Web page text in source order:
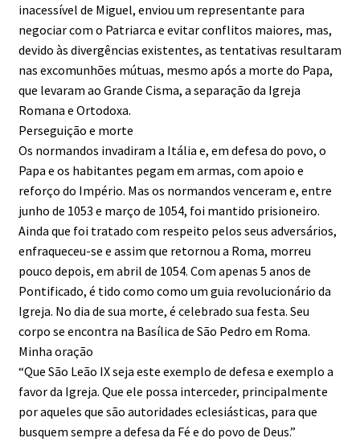
inacessível de Miguel, enviou um representante para
negociar com o Patriarca e evitar conflitos maiores, mas,
devido às divergências existentes, as tentativas resultaram
nas excomunhões mútuas, mesmo após a morte do Papa,
que levaram ao Grande Cisma, a separação da Igreja
Romana e Ortodoxa.
Perseguição e morte
Os normandos invadiram a Itália e, em defesa do povo, o
Papa e os habitantes pegam em armas, com apoio e
reforço do Império. Mas os normandos venceram e, entre
junho de 1053 e março de 1054, foi mantido prisioneiro.
Ainda que foi tratado com respeito pelos seus adversários,
enfraqueceu-se e assim que retornou a Roma, morreu
pouco depois, em abril de 1054. Com apenas 5 anos de
Pontificado, é tido como como um guia revolucionário da
Igreja. No dia de sua morte, é celebrado sua festa. Seu
corpo se encontra na Basílica de São Pedro em Roma.
Minha oração
“Que São Leão IX seja este exemplo de defesa e exemplo a
favor da Igreja. Que ele possa interceder, principalmente
por aqueles que são autoridades eclesiásticas, para que
busquem sempre a defesa da Fé e do povo de Deus.”